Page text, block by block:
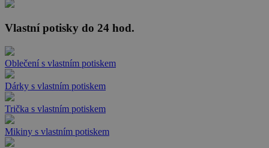
Vlastní potisky do 24 hod.
Oblečení s vlastním potiskem
Dárky s vlastním potiskem
Trička s vlastním potiskem
Mikiny s vlastním potiskem